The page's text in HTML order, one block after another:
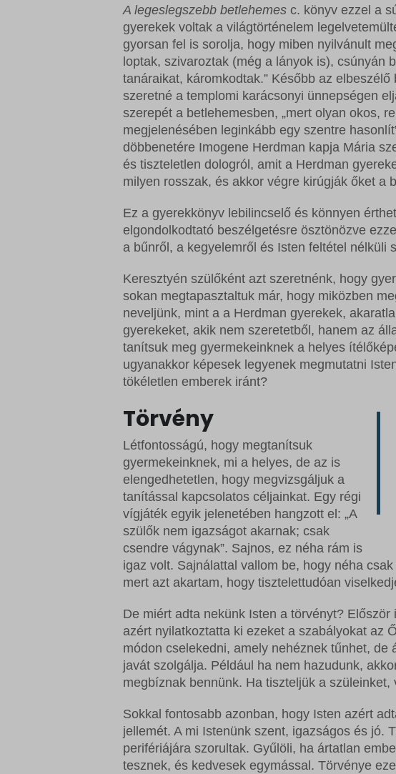
A legeslegszebb betlehemes c. könyv ezzel a
gyerekek voltak a világtörténelem
gyorsan fel is sorolja, hogy miben nyilvánult
loptak, szivaroztak (még a lányok is), csúnyán
tanáraikat, káromkodtak.” Később az
szeretné a templomi karácsonyi ünnepségen
szerepét a betlehemesben, „mert olyan okos,
megjelenésében leginkább egy szentre
döbbenetére Imogene Herdman kapja Mária
és tiszteletlen dologról, amit a Herdman
milyen rosszak, és akkor végre kirúgják őket a
Ez a gyerekkönyv lebilincselő és könnyen
elgondolkodtató beszélgetésre ösztönözve
a bűnről, a kegyelemről és Isten feltétel nélküli
Keresztyén szülőként azt szeretnénk, hogy
sokan megtapasztaltuk már, hogy miközben
neveljünk, mint a a Herdman gyerekek,
gyerekeket, akik nem szeretetből, hanem az
tanítsuk meg gyermekeinknek a helyes
ugyanakkor képesek legyenek megmutatni
tökéletlen emberek iránt?
Törvény
Létfontosságú, hogy megtanítsuk
gyermekeinknek, mi a helyes, de az is
elengedhetetlen, hogy megvizsgáljuk a
tanítással kapcsolatos céljainkat. Egy régi
vígjáték egyik jelenetében hangzott el: „A
szülők nem igazságot akarnak; csak
csendre vágynak”. Sajnos, ez néha rám is
igaz volt. Sajnálattal vallom be, hogy néha
mert azt akartam, hogy tisztelettudóan
De miért adta nekünk Isten a törvényt?
azért nyilatkoztatta ki ezeket a szabályokat az
módon cselekedni, amely nehéznek tűnhet,
javát szolgálja. Például ha nem hazudunk,
megbíznak bennünk. Ha tiszteljük a
Sokkal fontosabb azonban, hogy Isten azért
jellemét. A mi Istenünk szent, igazságos és jó.
perifériájára szorultak. Gyűlöli, ha ártatlan
tesznek, és kedvesek egymással. Törvénye